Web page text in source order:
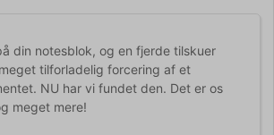
din notesblok, og en fjerde tilskuer
tilforladelig forcering af et
NU har vi fundet den. Det er os
meget mere!